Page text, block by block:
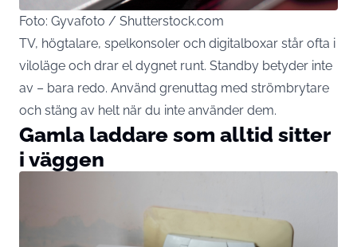
Foto: Gyvafoto / Shutterstock.com
TV, högtalare, spelkonsoler och digitalboxar står ofta i
viloläge och drar el dygnet runt. Standby betyder inte
av – bara redo. Använd grenuttag med strömbrytare
och stäng av helt när du inte använder dem.
Gamla laddare som alltid sitter
i väggen